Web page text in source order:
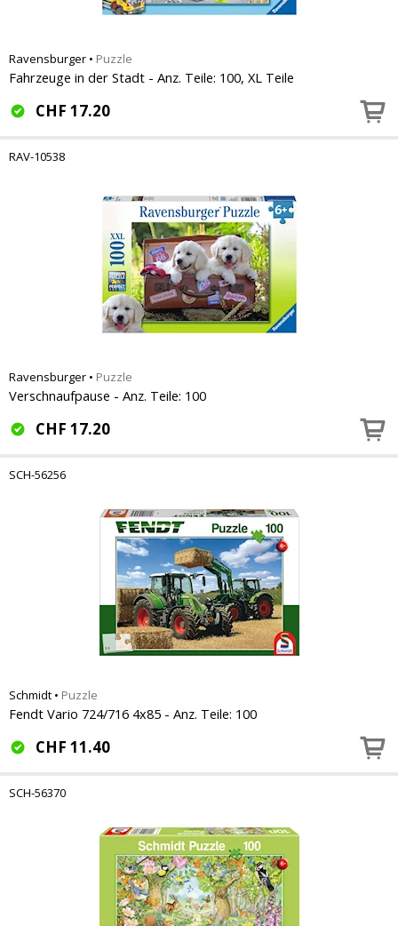
Ravensburger • Puzzle
Fahrzeuge in der Stadt - Anz. Teile: 100, XL Teile
CHF 17.20
RAV-10538
Ravensburger • Puzzle
Verschnaufpause - Anz. Teile: 100
CHF 17.20
SCH-56256
Schmidt • Puzzle
Fendt Vario 724/716 4x85 - Anz. Teile: 100
CHF 11.40
SCH-56370